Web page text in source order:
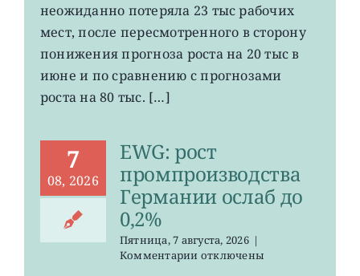
рабочих
мест
США
неожиданно
неожиданно потеряла 23 тыс рабочих
мест, после пересмотренного в сторону
понижения прогноза роста на 20 тыс в
июне и по сравнению с прогнозами
роста на 80 тыс. […]
7
08, 2026
EWG: рост
промпроизводства
Германии ослаб до
0,2%
Пятница, 7 августа, 2026 |
Комментариикотключены